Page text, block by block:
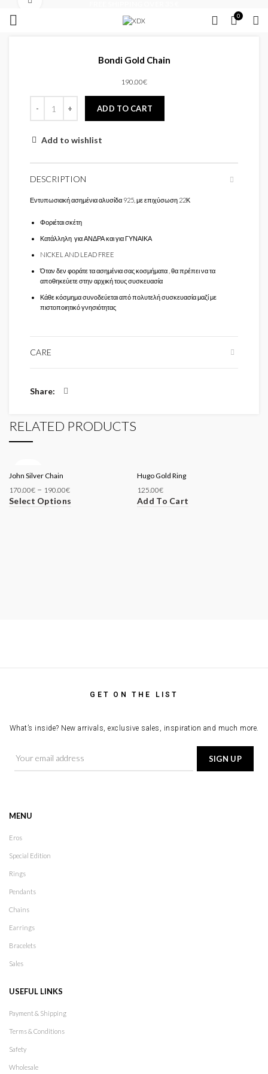
0
Bondi Gold Chain
190.00€
ADD TO CART
Add to wishlist
DESCRIPTION
Εντυπωσιακή ασημένια αλυσίδα 925, με επιχύσωση 22Κ
Φοριέται σκέτη
Κατάλληλη για ΑΝΔΡΑ και για ΓΥΝΑΙΚΑ
NICKEL AND LEAD FREE
Όταν δεν φοράτε τα ασημένια σας κοσμήματα , θα πρέπει να τα
αποθηκεύετε στην αρχική τους συσκευασία
Κάθε κόσμημα συνοδεύεται από πολυτελή συσκευασία μαζί με
πιστοποιητικό γνησιότητας
CARE
Share
RELATED PRODUCTS
OUT
John Silver Chain
170.00€ – 190.00€
Select Options
Hugo Gold Ring
125.00€
Add To Cart
GET ON THE LIST
What’s inside? New arrivals, exclusive sales, inspiration and much more.
MENU
Eros
Special Edition
Rings
Pendants
Chains
Earrings
Bracelets
Sales
USEFUL LINKS
Payment & Shipping
Terms & Conditions
Safety
Wholesale